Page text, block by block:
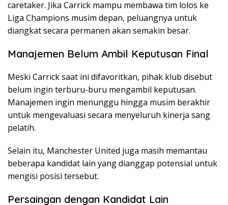
caretaker. Jika Carrick mampu membawa tim lolos ke
Liga Champions musim depan, peluangnya untuk
diangkat secara permanen akan semakin besar.
Manajemen Belum Ambil Keputusan Final
Meski Carrick saat ini difavoritkan, pihak klub disebut
belum ingin terburu-buru mengambil keputusan.
Manajemen ingin menunggu hingga musim berakhir
untuk mengevaluasi secara menyeluruh kinerja sang
pelatih.
Selain itu, Manchester United juga masih memantau
beberapa kandidat lain yang dianggap potensial untuk
mengisi posisi tersebut.
Persaingan dengan Kandidat Lain